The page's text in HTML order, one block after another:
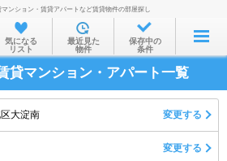
お部屋を探す
沿線・駅から
住所から
家賃相場から
ンション・賃貸アパートなど賃貸物件の部屋探し
気になる
リスト
最近見た
物件
保存中の
条件
貸マンション・アパート一覧
大淀南 変更する
変更する